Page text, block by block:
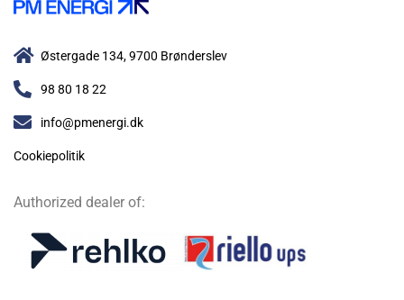
Østergade 134, 9700 Brønderslev​
98 80 18 22
info@pmenergi.dk​ ​
Cookiepolitik
Authorized dealer of: